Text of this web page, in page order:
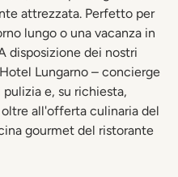
attrezzata. Perfetto per
lungo o una vacanza in
disposizione dei nostri
Lungarno – concierge
e, su richiesta,
all'offerta culinaria del
gourmet del ristorante